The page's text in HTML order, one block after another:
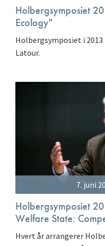
Holbergsymposiet
Ecology"
Holbergsymposiet i
Latour.
7. juni
Holbergsymposiet
Welfare State:
Hvert år arrangerer